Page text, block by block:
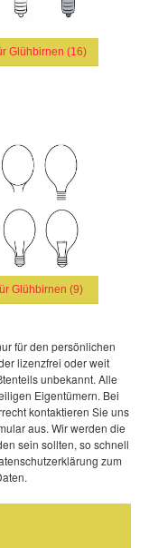
Glühbirnen (16)
Glühbirnen (9)
für den persönlichen
lizenzfrei oder weit
unbekannt. Alle
Eigentümern. Bei
kontaktieren Sie uns
aus. Wir werden die
sein sollten, so schnell
zum